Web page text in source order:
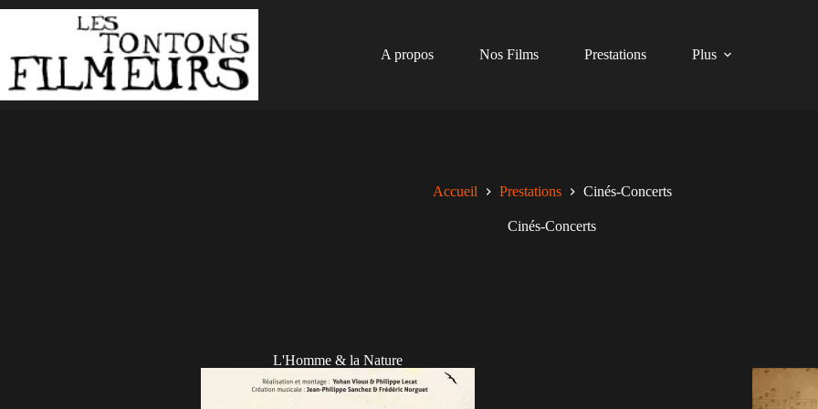
A propos Nos Films Prestations Plus
Accueil Prestations Cinés-Concerts
Cinés-Concerts
L'Homme & la Nature